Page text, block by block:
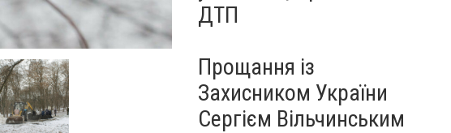
ДТП
Прощання із
Захисником України
Сергієм Вільчинським